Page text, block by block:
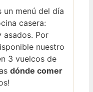
un menú del día
casera:
asados. Por
nuestro
3 vuelcos de
dónde comer